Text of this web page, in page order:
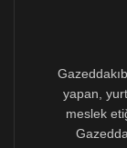
200,
Meksika’da
94, Çekya’da
Yunanistan’da
63,
Rusya’da 58,
yapan,
meslek